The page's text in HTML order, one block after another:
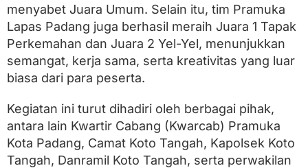
menyabet Juara Umum. Selain itu, tim Pramuka
Lapas Padang juga berhasil meraih Juara 1 Tapak
Perkemahan dan Juara 2 Yel-Yel, menunjukkan
semangat, kerja sama, serta kreativitas yang luar
biasa dari para peserta.
Kegiatan ini turut dihadiri oleh berbagai pihak,
antara lain Kwartir Cabang (Kwarcab) Pramuka
Kota Padang, Camat Koto Tangah, Kapolsek Koto
Tangah, Danramil Koto Tangah, serta perwakilan